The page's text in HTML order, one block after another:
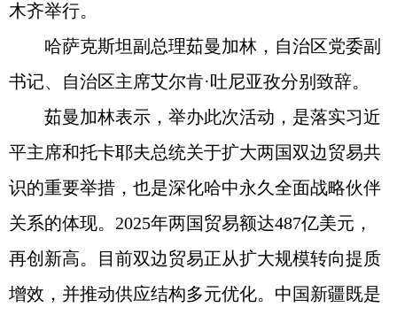
木齐举行。
哈萨克斯坦副总理茹曼加林，自治区党委副
书记、自治区主席艾尔肯·吐尼亚孜分别致辞。
茹曼加林表示，举办此次活动，是落实习近
平主席和托卡耶夫总统关于扩大两国双边贸易共
识的重要举措，也是深化哈中永久全面战略伙伴
关系的体现。2025年两国贸易额达487亿美元，
再创新高。目前双边贸易正从扩大规模转向提质
增效，并推动供应结构多元优化。中国新疆既是